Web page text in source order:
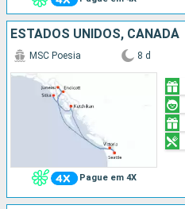
ESTADOS UNIDOS, CANADÁ
Pague em 4X
MSC Poesia 8 d